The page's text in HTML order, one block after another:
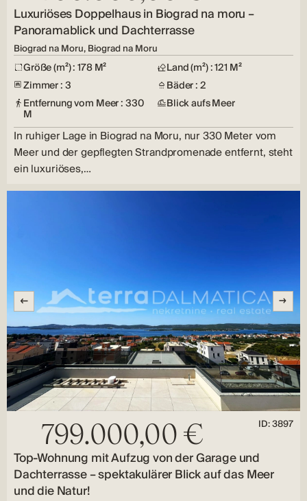
Luxuriöses Doppelhaus in Biograd na moru –
Panoramablick und Dachterrasse
Biograd na Moru, Biograd na Moru
Größe (m²) : 178 M²
Land (m²) : 121 M²
Zimmer : 3
Bäder : 2
Entfernung vom Meer : 330
M
Blick aufs Meer
In ruhiger Lage in Biograd na Moru, nur 330 Meter vom
Meer und der gepflegten Strandpromenade entfernt, steht
ein luxuriöses,…
799.000,00 € ID: 3897
Top-Wohnung mit Aufzug von der Garage und
Dachterrasse – spektakulärer Blick auf das Meer
und die Natur!